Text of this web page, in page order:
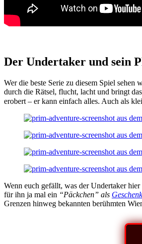
Der Undertaker und sein
Wer die beste Serie zu diesem Spiel sehen
durch die Rätsel, flucht, lacht und bringt
erobert – er kann einfach alles. Auch als
Wenn euch gefällt, was der Undertaker
für ihn ja mal ein “Päckchen” als Geschenk
Grenzen hinweg bekannten berühmten